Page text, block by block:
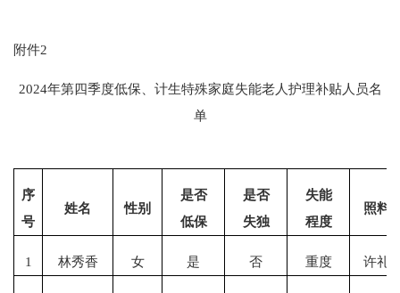
附件2
2024年第四季度低保、计生特殊家庭失能老人护理补贴人员名
单
序
号
姓名 性别
是否
低保
是否
失独
失能
程度
照料
1 林秀香 女 是 否 重度 许礼